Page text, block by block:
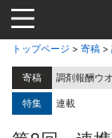
Jump
to
navigation
トップページ > 寄稿 >
寄稿 調剤報酬ウ
特集 連載